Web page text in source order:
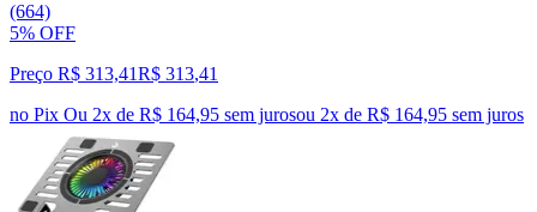
(664)
5% OFF
Preço R$ 313,41R$ 313,41
no Pix Ou 2x de R$ 164,95 sem jurosou 2x de R$ 164,95 sem juros